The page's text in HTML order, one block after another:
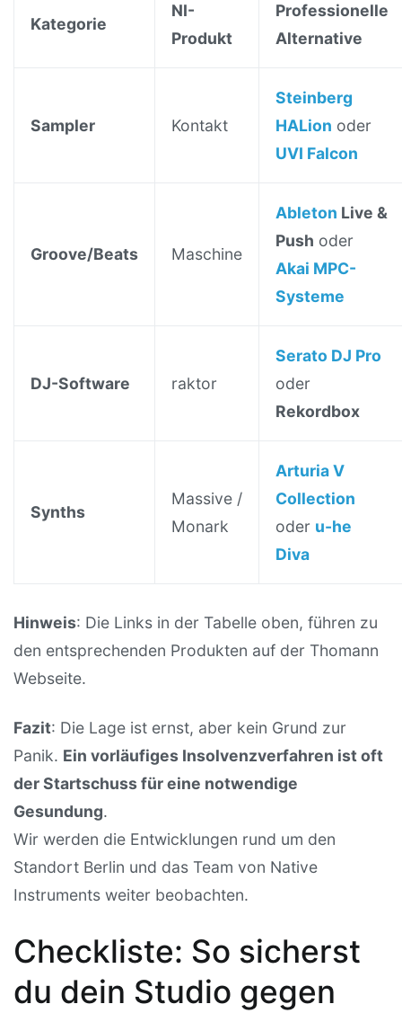
Kategorie
NI-
Produkt
Professionelle
Alternative
Sampler Kontakt
Steinberg
HALion oder
UVI Falcon
Groove/Beats Maschine
Ableton Live &
Push oder
Akai MPC-
Systeme
DJ-Software raktor
Serato DJ Pro
oder
Rekordbox
Synths
Massive /
Monark
Arturia V
Collection
oder u-he
Diva
Hinweis: Die Links in der Tabelle oben, führen zu
den entsprechenden Produkten auf der Thomann
Webseite.
Fazit: Die Lage ist ernst, aber kein Grund zur
Panik. Ein vorläufiges Insolvenzverfahren ist oft
der Startschuss für eine notwendige
Gesundung.
Wir werden die Entwicklungen rund um den
Standort Berlin und das Team von Native
Instruments weiter beobachten.
Checkliste: So sicherst
du dein Studio gegen